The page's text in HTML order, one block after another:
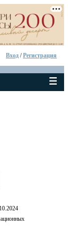
Вход /Регистрация